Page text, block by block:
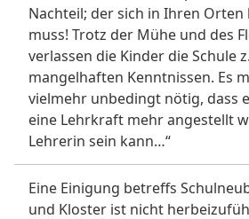
Nachteil; der sich in Ihren
muss! Trotz der Mühe und des
verlassen die Kinder die Schule
mangelhaften Kenntnissen. Es
vielmehr unbedingt nötig, dass
eine Lehrkraft mehr angestellt
Lehrerin sein kann…“
Eine Einigung betreffs
und Kloster ist nicht